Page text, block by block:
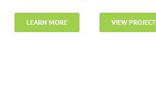
LEARN MORE VIEW PROJECT